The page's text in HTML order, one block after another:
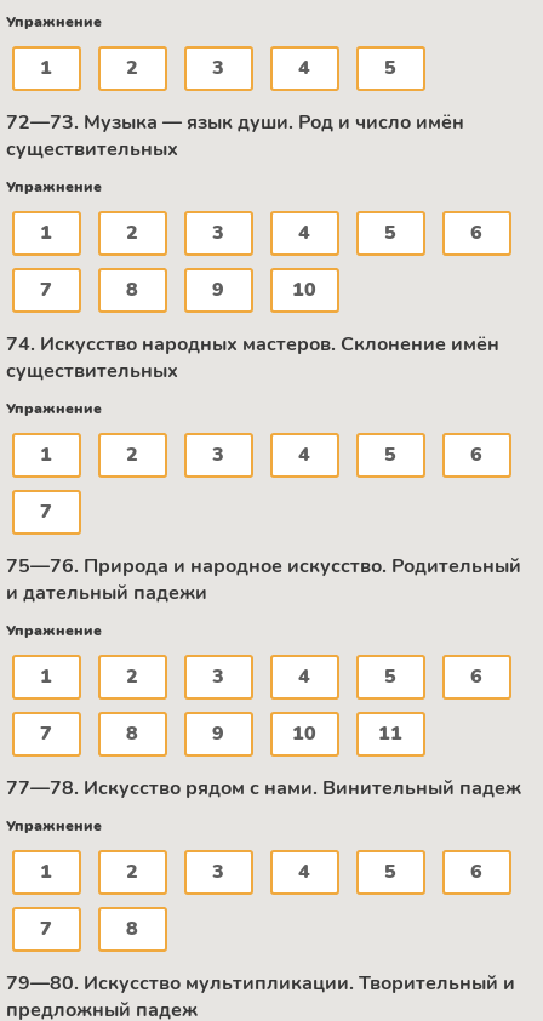
Упражнение
1 2 3 4 5
72—73. Музыка — язык души. Род и число имён
существительных
Упражнение
1 2 3 4 5 6
7 8 9 10
74. Искусство народных мастеров. Склонение имён
существительных
Упражнение
1 2 3 4 5 6
7
75—76. Природа и народное искусство. Родительный
и дательный падежи
Упражнение
1 2 3 4 5 6
7 8 9 10 11
77—78. Искусство рядом с нами. Винительный падеж
Упражнение
1 2 3 4 5 6
7 8
79—80. Искусство мультипликации. Творительный и
предложный падеж